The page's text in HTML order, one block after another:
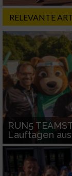
RELEVANTE
RUN5
Lauftagen